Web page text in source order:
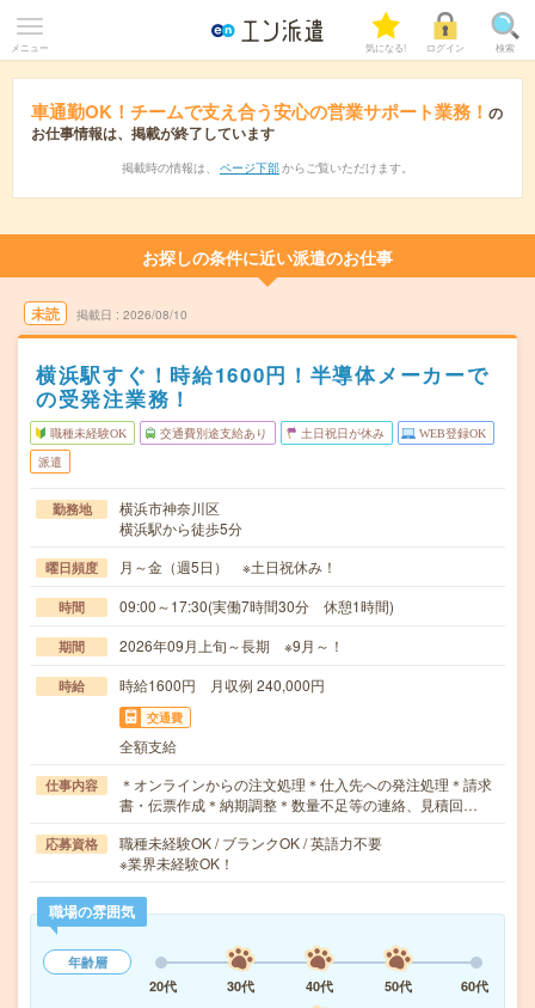
メニュー 気になる! ログイン 検索
車通勤OK！チームで支え合う安心の営業サポート業務！ の
お仕事情報は、掲載が終了しています
掲載時の情報は、 ページ下部 からご覧いただけます。
お探しの条件に近い派遣のお仕事
未読 掲載日 2026/08/10
横浜駅すぐ！時給1600円！半導体メーカーで
の受発注業務！
職種未経験OK 交通費別途支給あり 土日祝日が休み WEB登録OK
派遣
勤務地
横浜市神奈川区
横浜駅から徒歩5分
曜日頻度 月～金（週5日） ※土日祝休み！
時間 09:00～17:30(実働7時間30分 休憩1時間)
期間 2026年09月上旬～長期 ※9月～！
時給 時給1600円 月収例 240,000円
交通費
全額支給
仕事内容
＊オンラインからの注文処理＊仕入先への発注処理＊請求
書・伝票作成＊納期調整＊数量不足等の連絡、見積回…
応募資格
職種未経験OK / ブランクOK / 英語力不要
※業界未経験OK！
職場の雰囲気
年齢層
20代
30代 40代 50代
60代